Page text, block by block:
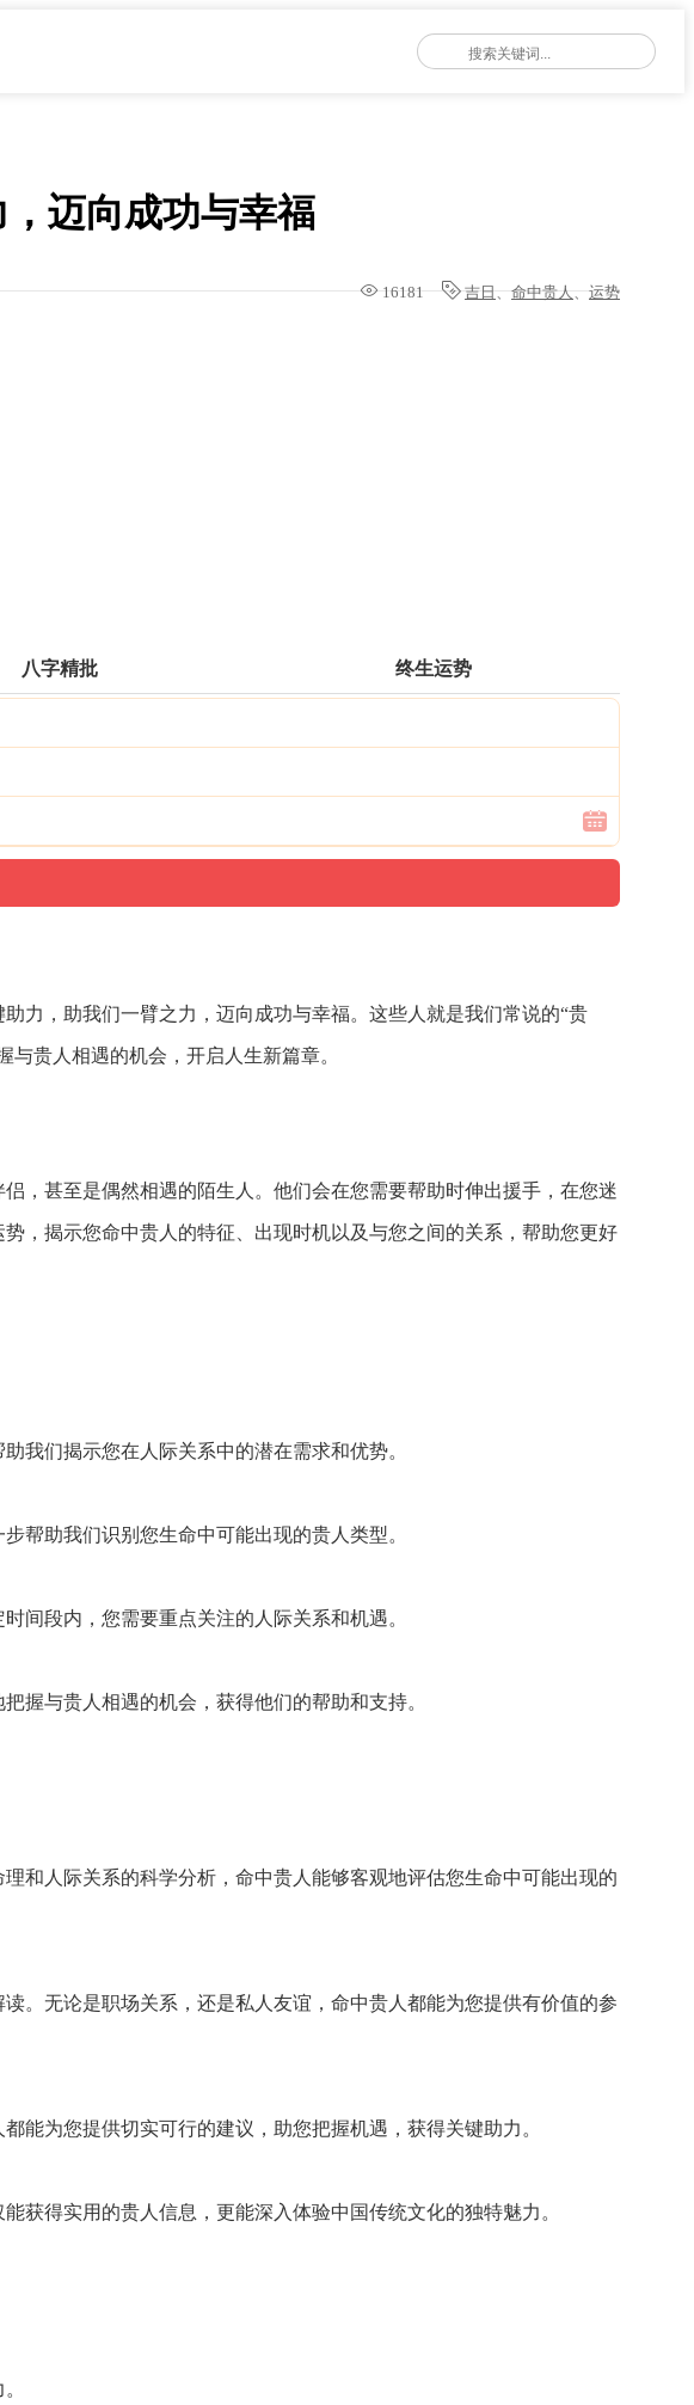
迈向成功与幸福
16181 吉日、命中贵人、运势
八字精批 终生运势
助力， 助我们一臂之力， 迈向成功与幸福。 这些人就是我们常说的“贵
与贵人相遇的机会 ， 开启人生新篇章。
， 甚至是偶然相遇的陌生人。 他们会在您需要帮助时伸出援手， 在您迷
， 揭示您命中贵人的特征、 出现时机以及与您之间的关系， 帮助您更好
助我们揭示您在 人际关系中的潜在需求和优势。
步帮助我们识别您生命中可能出现的贵人类型。
时间段内 ， 您需要重点关注的 人际关系和机遇。
把握与贵人相遇的机会 ， 获得他们的帮助和支持。
理和人际关系的科学分析， 命中贵人能够客观地评估您生命中可能出现的
。 无论是职场关系， 还是私人友谊， 命中贵人都能为您提供有价值的参
都能为您提供切实可行的建议， 助您把握机遇， 获得关键助力。
获得实用的贵人信息， 更能深入体验中国传统文化的独特魅力。